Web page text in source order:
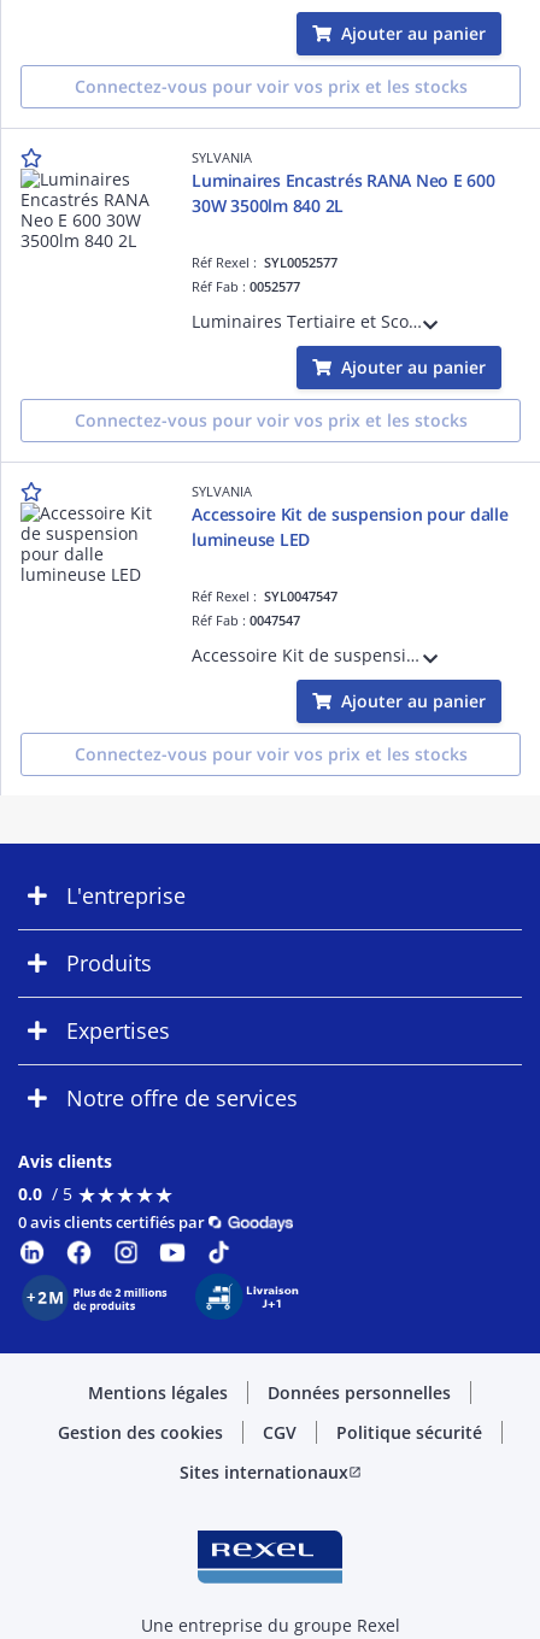
Ajouter au panier
Connectez-vous pour voir vos prix et les stocks
SYLVANIA
Luminaires Encastrés RANA Neo E 600
30W 3500lm 840 2L
Réf Rexel :SYL0052577
Réf Fab :0052577
Luminaires Tertiaire et Scolaire Encastrés - RANA NEO Luminaire LED encastré 600x600mm 30W 3500lm 840 2 Lignes
Ajouter au panier
Connectez-vous pour voir vos prix et les stocks
SYLVANIA
Accessoire Kit de suspension pour dalle
lumineuse LED
Réf Rexel :SYL0047547
Réf Fab :0047547
Accessoire Kit de suspension pour dalle lumineuse à LED
Ajouter au panier
Connectez-vous pour voir vos prix et les stocks
L'entreprise
Produits
Expertises
Notre offre de services
Avis clients
0.0 / 5 ★★★★★
★★★★★
0 avis clients certifiés par
Mentions légales
Données personnelles
Gestion des cookies
CGV
Politique sécurité
Sites internationauxopen_in_new
Une entreprise du groupe Rexel